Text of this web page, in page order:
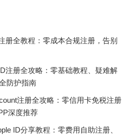
册全教程：零成本合规注册，告别
注册全攻略：零基础教程、疑难解
防护指南
注册全攻略：零信用卡免税注册
深度推荐
ID分享教程：零费用自助注册、